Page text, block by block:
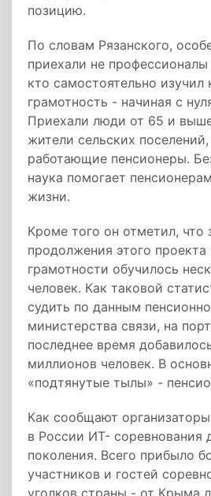
позицию.
По словам Рязанского,
приехали не
кто самостоятельно
грамотность - начиная с
Приехали люди от 65 и
жители сельских
работающие пенсионеры.
наука помогает
жизни.
Кроме того он отметил, что
продолжения этого
грамотности обучилось
человек. Как таковой
судить по данным
министерства связи, на
последнее время
миллионов человек. В
«подтянутые тылы» -
Как сообщают
в России ИТ- соревнования
поколения. Всего прибыло
участников и гостей
уголков страны - от Крыма